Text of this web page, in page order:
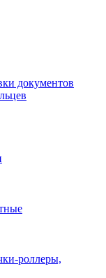
документов
роллеры,